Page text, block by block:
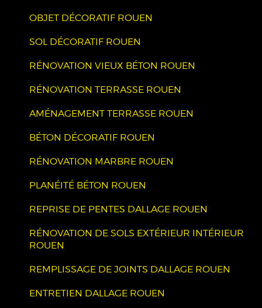
OBJET DÉCORATIF ROUEN
SOL DÉCORATIF ROUEN
RÉNOVATION VIEUX BÉTON ROUEN
RÉNOVATION TERRASSE ROUEN
AMÉNAGEMENT TERRASSE ROUEN
BÉTON DÉCORATIF ROUEN
RÉNOVATION MARBRE ROUEN
PLANÉITÉ BÉTON ROUEN
REPRISE DE PENTES DALLAGE ROUEN
RÉNOVATION DE SOLS EXTÉRIEUR INTÉRIEUR
ROUEN
REMPLISSAGE DE JOINTS DALLAGE ROUEN
ENTRETIEN DALLAGE ROUEN